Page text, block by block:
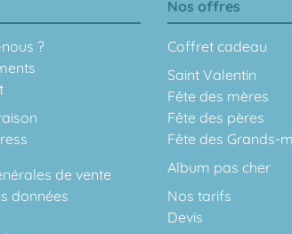
?
de vente
données
Nos offres
Coffret cadeau
Saint Valentin
Fête des mères
Fête des pères
Fête des Grands-
Album pas cher
Nos tarifs
Devis